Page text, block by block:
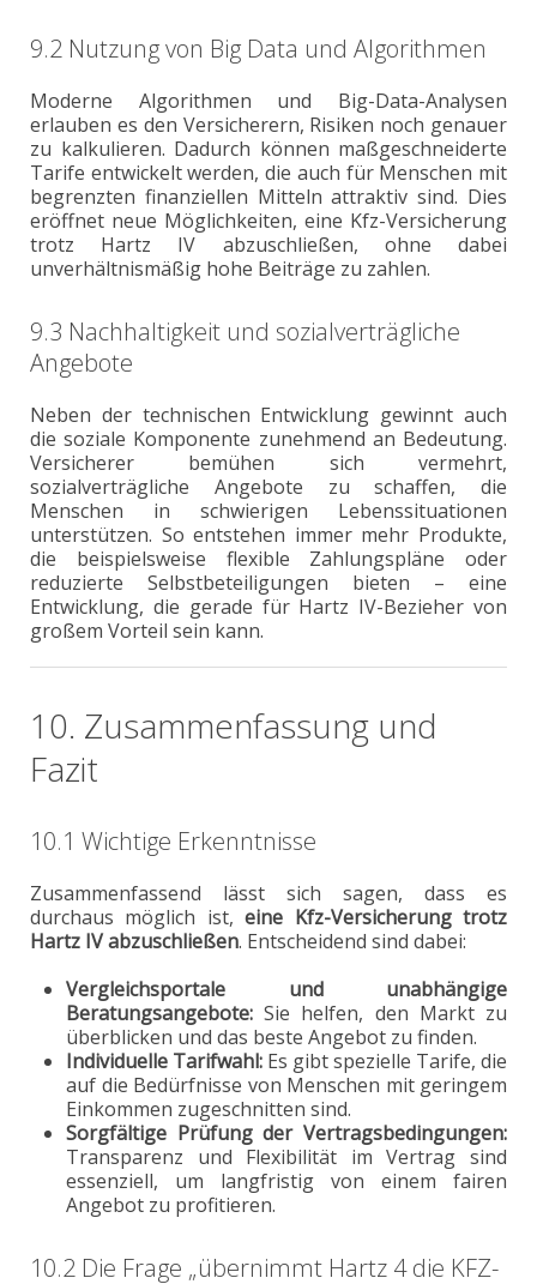
9.2 Nutzung von Big Data und Algorithmen
Moderne Algorithmen und Big-Data-Analysen
erlauben es den Versicherern, Risiken noch genauer
zu kalkulieren. Dadurch können maßgeschneiderte
Tarife entwickelt werden, die auch für Menschen mit
begrenzten finanziellen Mitteln attraktiv sind. Dies
eröffnet neue Möglichkeiten, eine Kfz-Versicherung
trotz Hartz IV abzuschließen, ohne dabei
unverhältnismäßig hohe Beiträge zu zahlen.
9.3 Nachhaltigkeit und sozialverträgliche
Angebote
Neben der technischen Entwicklung gewinnt auch
die soziale Komponente zunehmend an Bedeutung.
Versicherer bemühen sich vermehrt,
sozialverträgliche Angebote zu schaffen, die
Menschen in schwierigen Lebenssituationen
unterstützen. So entstehen immer mehr Produkte,
die beispielsweise flexible Zahlungspläne oder
reduzierte Selbstbeteiligungen bieten – eine
Entwicklung, die gerade für Hartz IV-Bezieher von
großem Vorteil sein kann.
10. Zusammenfassung und
Fazit
10.1 Wichtige Erkenntnisse
Zusammenfassend lässt sich sagen, dass es
durchaus möglich ist,eine Kfz-Versicherung trotz
Hartz IV abzuschließen. Entscheidend sind dabei:
Vergleichsportale und unabhängige
Beratungsangebote: Sie helfen, den Markt zu
überblicken und das beste Angebot zu finden.
Individuelle Tarifwahl: Es gibt spezielle Tarife, die
auf die Bedürfnisse von Menschen mit geringem
Einkommen zugeschnitten sind.
Sorgfältige Prüfung der Vertragsbedingungen:
Transparenz und Flexibilität im Vertrag sind
essenziell, um langfristig von einem fairen
Angebot zu profitieren.
10.2 Die Frage „übernimmt Hartz 4 die KFZ-